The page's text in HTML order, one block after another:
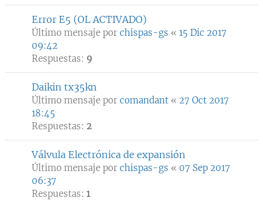
Error E5 (OL ACTIVADO)
Último mensaje por chispas-gs « 15 Dic 2017
09:42
Respuestas: 9
Daikin tx35kn
Último mensaje por comandant « 27 Oct 2017
18:45
Respuestas: 2
Válvula Electrónica de expansión
Último mensaje por chispas-gs « 07 Sep 2017
06:37
Respuestas: 1